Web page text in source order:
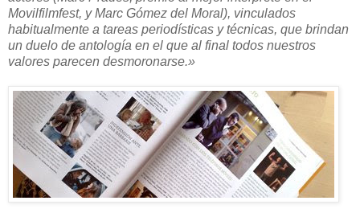
Movilfilmfest, y Marc Gómez del Moral), vinculados
habitualmente a tareas periodísticas y técnicas, que brindan
un duelo de antología en el que al final todos nuestros
valores parecen desmoronarse.»